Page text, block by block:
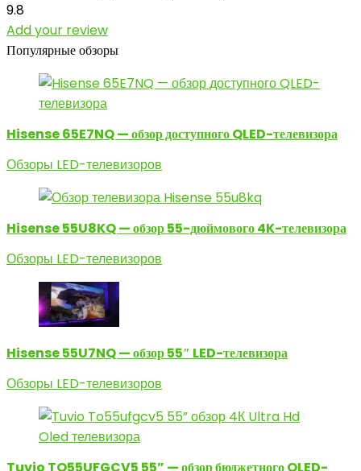
9.8
Add your review
Популярные обзоры
Hisense 65E7NQ — обзор доступного QLED-телевизора
Обзоры LED-телевизоров
Hisense 55U8KQ — обзор 55-дюймового 4K-телевизора
Обзоры LED-телевизоров
Hisense 55U7NQ — обзор 55″ LED-телевизора
Обзоры LED-телевизоров